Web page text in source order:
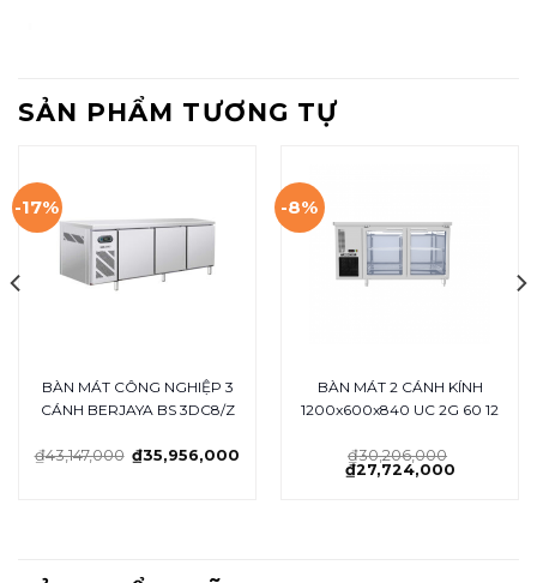
SẢN PHẨM TƯƠNG TỰ
-17%
BÀN MÁT CÔNG NGHIỆP 3
CÁNH BERJAYA BS 3DC8/Z
₫43,147,000 ₫35,956,000
-8%
BÀN MÁT 2 CÁNH KÍNH
1200x600x840 UC 2G 60 12
₫30,206,000
₫27,724,000